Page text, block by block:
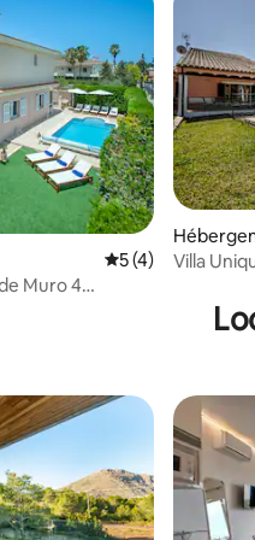
Évaluation
5 (4)
Villa